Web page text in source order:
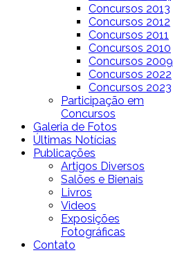
Concursos 2013
Concursos 2012
Concursos 2011
Concursos 2010
Concursos 2009
Concursos 2022
Concursos 2023
Participação em
Concursos
Galeria de Fotos
Últimas Notícias
Publicações
Artigos Diversos
Salões e Bienais
Livros
Videos
Exposições
Fotográficas
Contato